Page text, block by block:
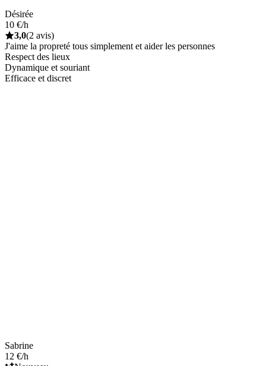
Désirée
10 €/h
3,0(2 avis)
J'aime la propreté tous simplement et aider les personnes
Respect des lieux
Dynamique et souriant
Efficace et discret
Sabrine
12 €/h